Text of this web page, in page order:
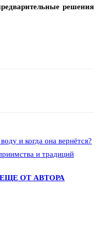
решения
и когда она вернётся?
и традиций
ЕЩЕ ОТ АВТОРА